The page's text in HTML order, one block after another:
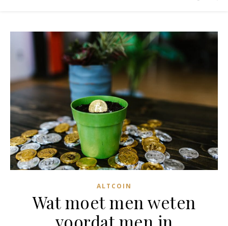
ALTCOIN
Wat moet men weten
voordat men in